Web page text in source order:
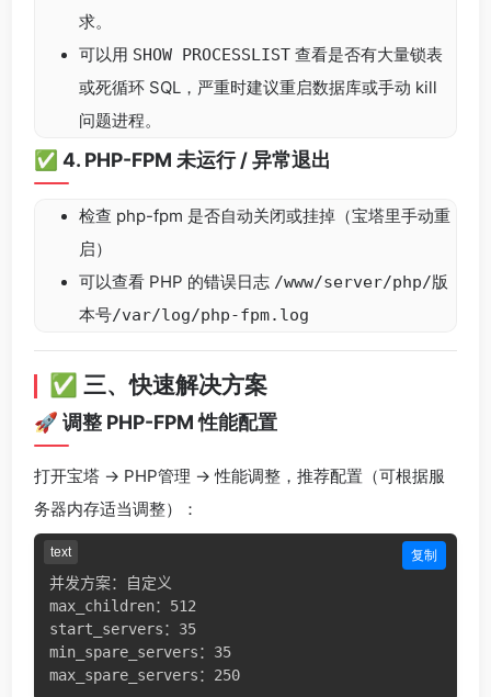
求。
可以用 SHOW PROCESSLIST 查看是否有大量锁表
或死循环 SQL，严重时建议重启数据库或手动 kill
问题进程。
✅ 4. PHP-FPM 未运行 / 异常退出
检查 php-fpm 是否自动关闭或挂掉（宝塔里手动重
启）
可以查看 PHP 的错误日志 /www/server/php/版
本号/var/log/php-fpm.log
✅ 三、快速解决方案
🚀 调整 PHP-FPM 性能配置
打开宝塔 → PHP管理 → 性能调整，推荐配置（可根据服
务器内存适当调整）：
并发方案：自定义
max_children：512
start_servers：35
min_spare_servers：35
text 复制